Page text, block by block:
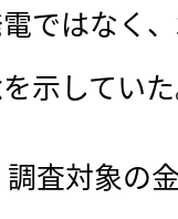
ではなく
示してい
査対象の